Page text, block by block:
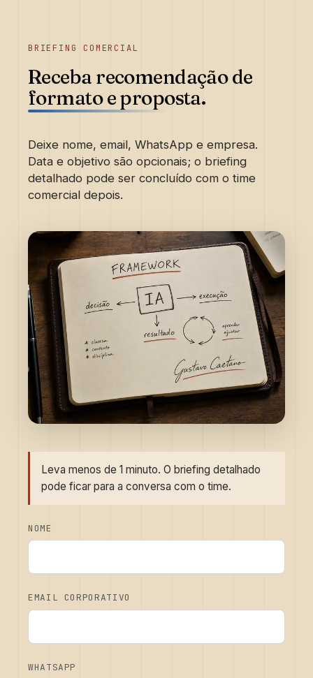
BRIEFING COMERCIAL
Receba recomendação de
formato e proposta.
Deixe nome, email, WhatsApp e empresa.
Data e objetivo são opcionais; o briefing
detalhado pode ser concluído com o time
comercial depois.
Leva menos de 1 minuto. O briefing detalhado
pode ficar para a conversa com o time.
NOME
EMAIL CORPORATIVO
WHATSAPP